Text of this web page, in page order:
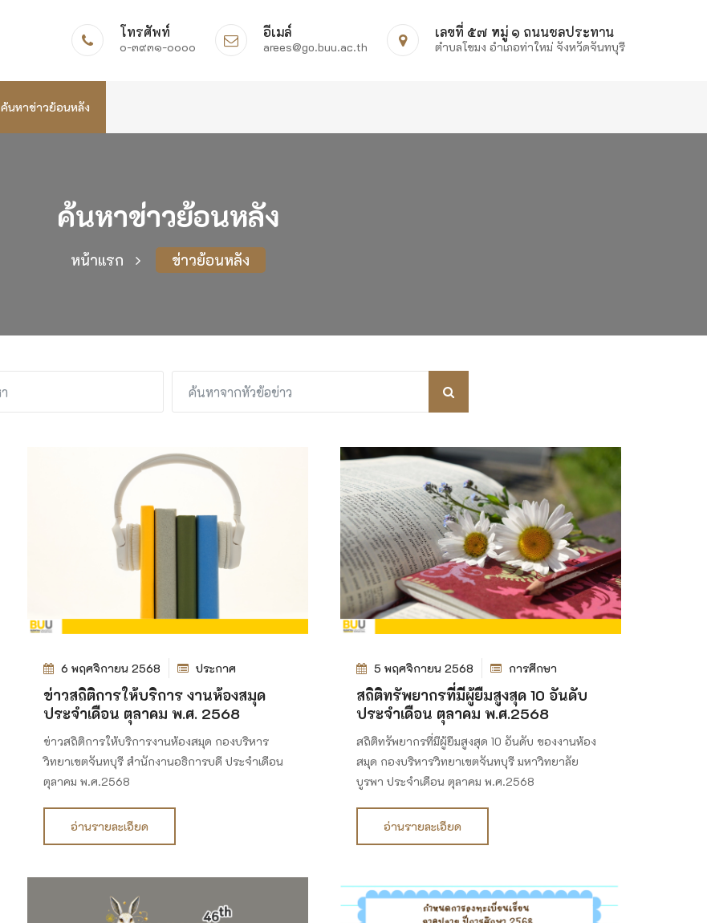
โทรศัพท์
๐-๓๙๓๑-๐๐๐๐
อีเมล์
arees@go.buu.ac.th
เลขที่ ๕๗ หมู่ ๑ ถนนชลประทาน
ตำบลโขมง อำเภอท่าใหม่ จังหวัดจันทบุรี
ค้นหาข่าวย้อนหลัง
ค้นหาข่าวย้อนหลัง
หน้าแรก ข่าวย้อนหลัง
6 พฤศจิกายน 2568 ประกาศ
ข่าวสถิติการให้บริการ งานห้องสมุด
ประจำเดือน ตุลาคม พ.ศ. 2568
ข่าวสถิติการให้บริการงานห้องสมุด กองบริหาร
วิทยาเขตจันทบุรี สำนักงานอธิการบดี ประจำเดือน
ตุลาคม พ.ศ.2568
อ่านรายละเอียด
5 พฤศจิกายน 2568 การศึกษา
สถิติทรัพยากรที่มีผู้ยืมสูงสุด 10 อันดับ
ประจำเดือน ตุลาคม พ.ศ.2568
สถิติทรัพยากรที่มีผู้ยืมสูงสุด 10 อันดับ ของงานห้อง
สมุด กองบริหารวิทยาเขตจันทบุรี มหาวิทยาลัย
บูรพา ประจำเดือน ตุลาคม พ.ศ.2568
อ่านรายละเอียด